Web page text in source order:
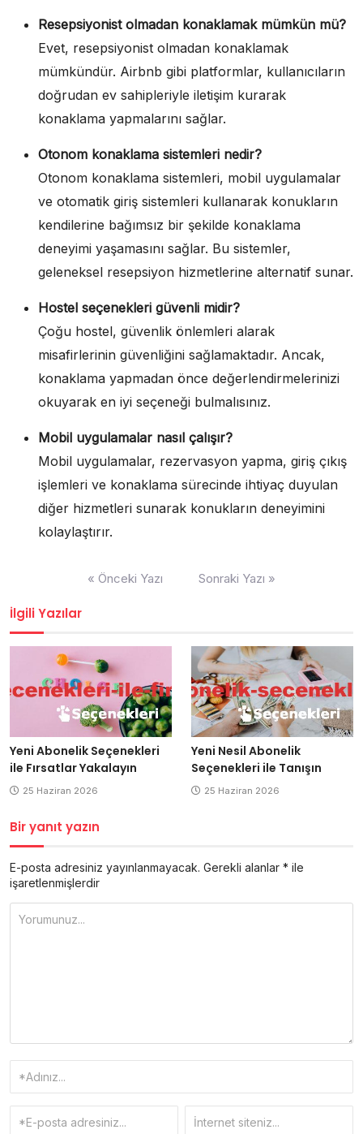
Resepsiyonist olmadan konaklamak mümkün mü?
Evet, resepsiyonist olmadan konaklamak
mümkündür. Airbnb gibi platformlar, kullanıcıların
doğrudan ev sahipleriyle iletişim kurarak
konaklama yapmalarını sağlar.
Otonom konaklama sistemleri nedir?
Otonom konaklama sistemleri, mobil uygulamalar
ve otomatik giriş sistemleri kullanarak konukların
kendilerine bağımsız bir şekilde konaklama
deneyimi yaşamasını sağlar. Bu sistemler,
geleneksel resepsiyon hizmetlerine alternatif sunar.
Hostel seçenekleri güvenli midir?
Çoğu hostel, güvenlik önlemleri alarak
misafirlerinin güvenliğini sağlamaktadır. Ancak,
konaklama yapmadan önce değerlendirmelerinizi
okuyarak en iyi seçeneği bulmalısınız.
Mobil uygulamalar nasıl çalışır?
Mobil uygulamalar, rezervasyon yapma, giriş çıkış
işlemleri ve konaklama sürecinde ihtiyaç duyulan
diğer hizmetleri sunarak konukların deneyimini
kolaylaştırır.
« Önceki Yazı Sonraki Yazı »
İlgili Yazılar
Yeni Abonelik Seçenekleri
ile Fırsatlar Yakalayın
25 Haziran 2026
Yeni Nesil Abonelik
Seçenekleri ile Tanışın
25 Haziran 2026
Bir yanıt yazın
E-posta adresiniz yayınlanmayacak. Gerekli alanlar * ile
işaretlenmişlerdir